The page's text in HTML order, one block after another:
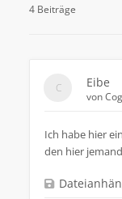
4 Beiträge
Eibe
von
Ich habe hier
den hier